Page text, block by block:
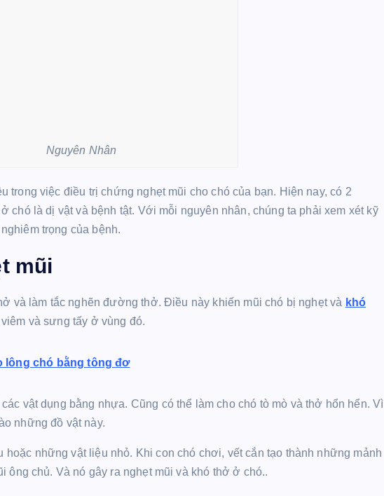
Nguyên Nhân
trong việc điều trị chứng nghẹt mũi cho chó của bạn. Hiện nay, có 2
chó là dị vật và bệnh tật. Với mỗi nguyên nhân, chúng ta phải xem xét kỹ
trọng của bệnh.
mũi
và làm tắc nghẽn đường thở. Điều này khiến mũi chó bị nghẹt và khó
và sưng tấy ở vùng đó.
lông chó bằng tông đơ
vật dụng bằng nhựa. Cũng có thể làm cho chó tò mò và thở hổn hển. Vì
những đồ vật này.
những vật liệu nhỏ. Khi con chó chơi, vết cắn tạo thành những mảnh
ông chủ. Và nó gây ra nghẹt mũi và khó thở ở chó..